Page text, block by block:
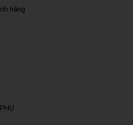
hãng